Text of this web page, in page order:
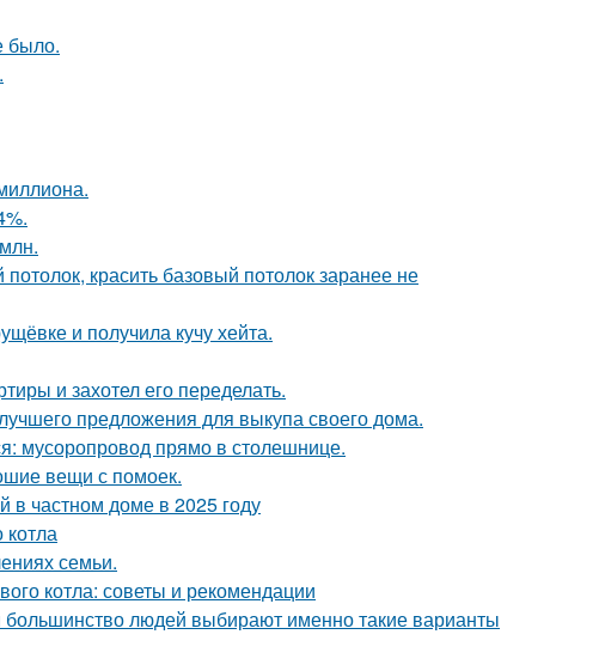
было.
красить базовый потолок заранее не
и получила кучу хейта.
и захотел его переделать.
предложения для выкупа своего дома.
мусоропровод прямо в столешнице.
вещи с помоек.
в частном доме в 2025 году
котла
семьи.
котла: советы и рекомендации
людей выбирают именно такие варианты